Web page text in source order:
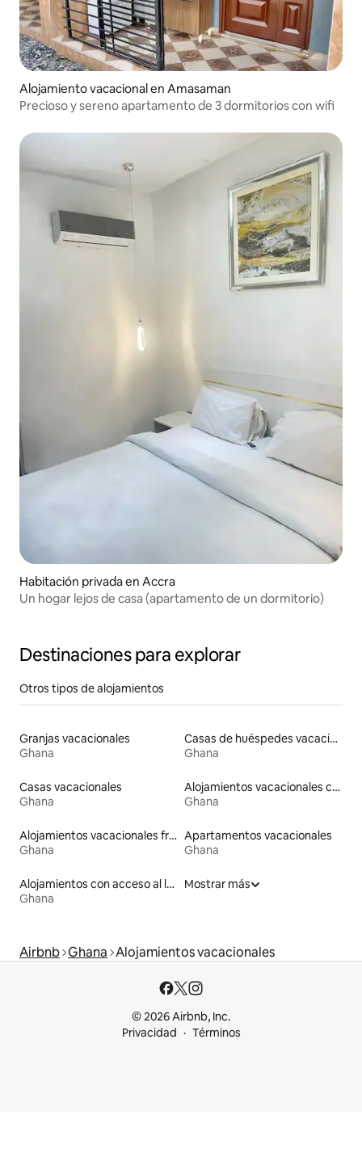
Alojamiento vacacional en Amasaman
Precioso y sereno apartamento de 3 dormitorios con wifi
Habitación privada en Accra
Un hogar lejos de casa (apartamento de un dormitorio)
Destinaciones para explorar
Otros tipos de alojamientos
Granjas vacacionales
Ghana
Casas de huéspedes vacacionales
Ghana
Casas vacacionales
Ghana
Alojamientos vacacionales con piscina
Ghana
Alojamientos vacacionales frente a la playa
Ghana
Apartamentos vacacionales
Ghana
Alojamientos con acceso al lago
Ghana
Mostrar más
Airbnb Ghana Alojamientos vacacionales
© 2026 Airbnb, Inc.
Privacidad
Términos